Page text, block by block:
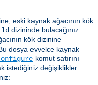
eski kaynak ağacının kök
dizininde bulacağınız
kök dizinine
dosya evvelce kaynak
komut satırını
istediğiniz değişiklikler